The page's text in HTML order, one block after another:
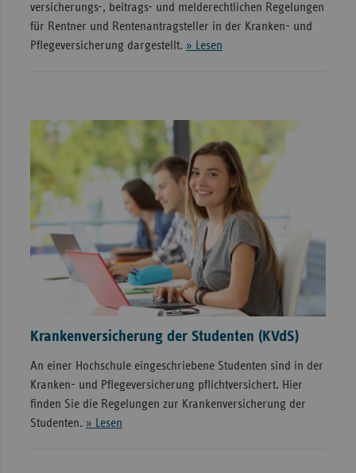
versicherungs-, beitrags- und melderechtlichen Regelungen
für Rentner und Rentenantragsteller in der Kranken- und
Pflegeversicherung dargestellt. » Lesen
Krankenversicherung der Studenten (KVdS)
An einer Hochschule eingeschriebene Studenten sind in der
Kranken- und Pflegeversicherung pflichtversichert. Hier
finden Sie die Regelungen zur Krankenversicherung der
Studenten. » Lesen